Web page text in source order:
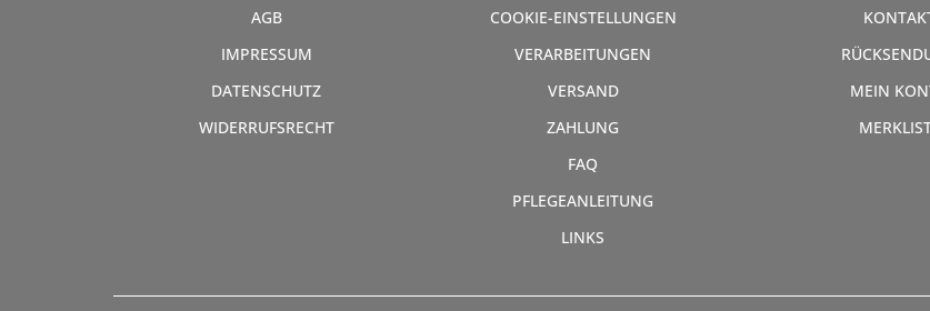
AGB
IMPRESSUM
DATENSCHUTZ
WIDERRUFSRECHT
COOKIE-EINSTELLUNGEN
VERARBEITUNGEN
VERSAND
ZAHLUNG
FAQ
PFLEGEANLEITUNG
LINKS
MEIN